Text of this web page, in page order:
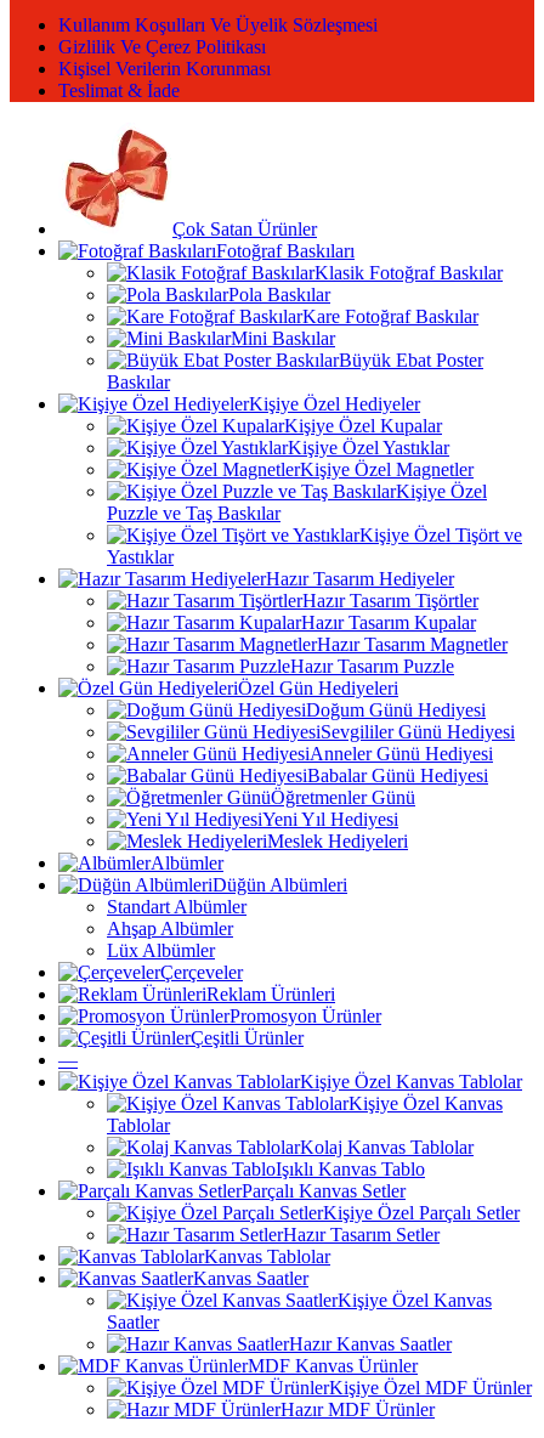
Kullanım Koşulları Ve Üyelik Sözleşmesi
Gizlilik Ve Çerez Politikası
Kişisel Verilerin Korunması
Teslimat & İade
Çok Satan Ürünler
Fotoğraf Baskıları
Klasik Fotoğraf Baskılar
Pola Baskılar
Kare Fotoğraf Baskılar
Mini Baskılar
Büyük Ebat Poster
Baskılar
Kişiye Özel Hediyeler
Kişiye Özel Kupalar
Kişiye Özel Yastıklar
Kişiye Özel Magnetler
Kişiye Özel
Puzzle ve Taş Baskılar
Kişiye Özel Tişört ve
Yastıklar
Hazır Tasarım Hediyeler
Hazır Tasarım Tişörtler
Hazır Tasarım Kupalar
Hazır Tasarım Magnetler
Hazır Tasarım Puzzle
Özel Gün Hediyeleri
Doğum Günü Hediyesi
Sevgililer Günü Hediyesi
Anneler Günü Hediyesi
Babalar Günü Hediyesi
Öğretmenler Günü
Yeni Yıl Hediyesi
Meslek Hediyeleri
Albümler
Düğün Albümleri
Standart Albümler
Ahşap Albümler
Lüx Albümler
Çerçeveler
Reklam Ürünleri
Promosyon Ürünler
Çeşitli Ürünler
—
Kişiye Özel Kanvas Tablolar
Kişiye Özel Kanvas
Tablolar
Kolaj Kanvas Tablolar
Işıklı Kanvas Tablo
Parçalı Kanvas Setler
Kişiye Özel Parçalı Setler
Hazır Tasarım Setler
Kanvas Tablolar
Kanvas Saatler
Kişiye Özel Kanvas
Saatler
Hazır Kanvas Saatler
MDF Kanvas Ürünler
Kişiye Özel MDF Ürünler
Hazır MDF Ürünler